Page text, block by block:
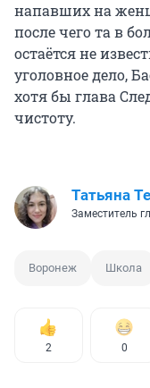
напавших на
после чего та в
остаётся не
уголовное дело,
хотя бы глава
чистоту.
Татьяна
Заместитель
Воронеж Школа
2 0